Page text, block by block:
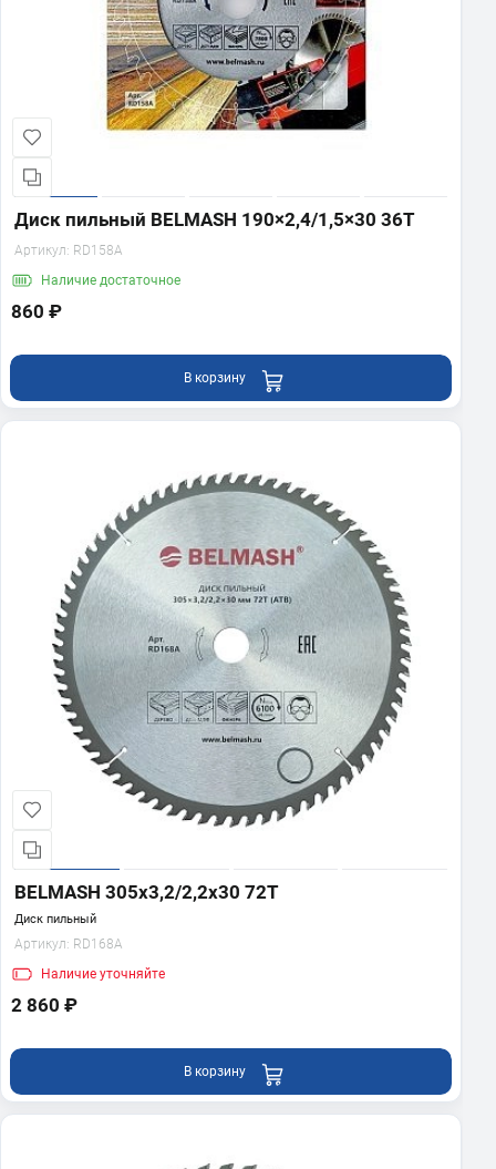
Диск пильный BELMASH 190×2,4/1,5×30 36Т
Артикул: RD158A
Наличие достаточное
860 ₽
В корзину
BELMASH 305x3,2/2,2x30 72T
Диск пильный
Артикул: RD168A
Наличие уточняйте
2 860 ₽
В корзину